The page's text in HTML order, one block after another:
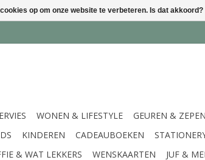
WONEN & LIFESTYLE GEUREN & ZEPEN
KINDEREN CADEAUBOEKEN
& WAT LEKKERS
WENSKAARTEN JUF &
op om onze website te verbeteren. Is dat akkoord?